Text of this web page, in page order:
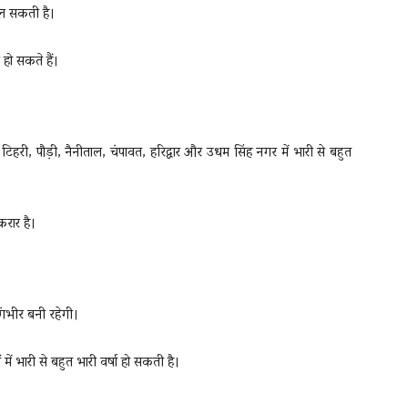
सकती है।
सकते हैं।
पौड़ी, नैनीताल, चंपावत, हरिद्वार और उधम सिंह नगर में भारी से बहुत
है।
बनी रहेगी।
से बहुत भारी वर्षा हो सकती है।